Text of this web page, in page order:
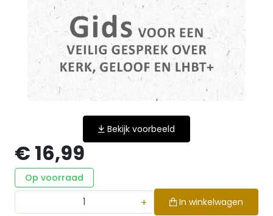
Bekijk voorbeeld
€ 16,99
Op voorraad
+ In winkelwagen